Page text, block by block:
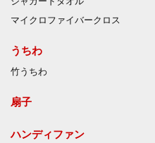
マイクロファイバークロス
うちわ
竹うちわ
扇子
ハンディファン